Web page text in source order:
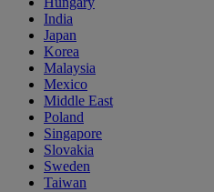
India
Japan
Korea
Malaysia
Mexico
Middle East
Poland
Singapore
Slovakia
Sweden
Taiwan